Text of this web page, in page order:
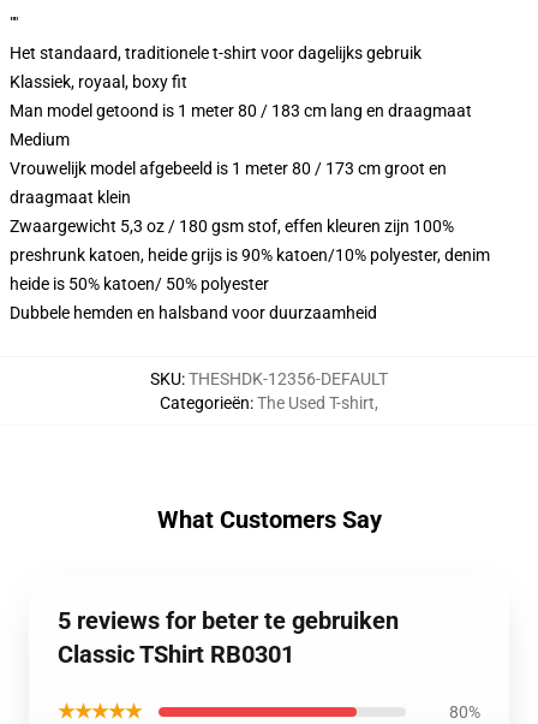
""
Het standaard, traditionele t-shirt voor dagelijks gebruik
Klassiek, royaal, boxy fit
Man model getoond is 1 meter 80 / 183 cm lang en draagmaat
Medium
Vrouwelijk model afgebeeld is 1 meter 80 / 173 cm groot en
draagmaat klein
Zwaargewicht 5,3 oz / 180 gsm stof, effen kleuren zijn 100%
preshrunk katoen, heide grijs is 90% katoen/10% polyester, denim
heide is 50% katoen/ 50% polyester
Dubbele hemden en halsband voor duurzaamheid
SKU:THESHDK-12356-DEFAULT
Categorieën:The Used T-shirt,
What Customers Say
5 reviews for beter te gebruiken
Classic TShirt RB0301
★★★★★ 80%